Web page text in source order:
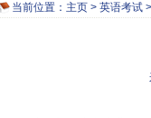
当前位置： 主页 > 英语考试 >